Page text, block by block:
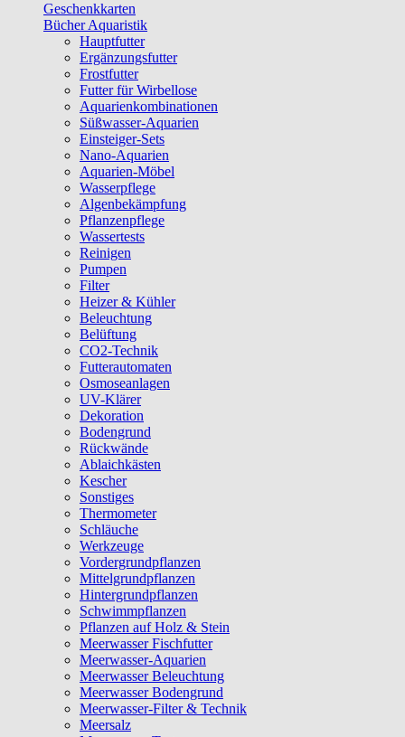
Geschenkkarten
Bücher Aquaristik
Hauptfutter
Ergänzungsfutter
Frostfutter
Futter für Wirbellose
Aquarienkombinationen
Süßwasser-Aquarien
Einsteiger-Sets
Nano-Aquarien
Aquarien-Möbel
Wasserpflege
Algenbekämpfung
Pflanzenpflege
Wassertests
Reinigen
Pumpen
Filter
Heizer & Kühler
Beleuchtung
Belüftung
CO2-Technik
Futterautomaten
Osmoseanlagen
UV-Klärer
Dekoration
Bodengrund
Rückwände
Ablaichkästen
Kescher
Sonstiges
Thermometer
Schläuche
Werkzeuge
Vordergrundpflanzen
Mittelgrundpflanzen
Hintergrundpflanzen
Schwimmpflanzen
Pflanzen auf Holz & Stein
Meerwasser Fischfutter
Meerwasser-Aquarien
Meerwasser Beleuchtung
Meerwasser Bodengrund
Meerwasser-Filter & Technik
Meersalz